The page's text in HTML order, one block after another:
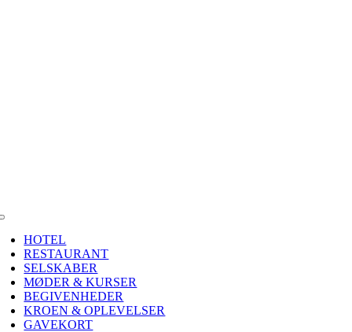
HOTEL
RESTAURANT
SELSKABER
MØDER & KURSER
BEGIVENHEDER
KROEN & OPLEVELSER
GAVEKORT